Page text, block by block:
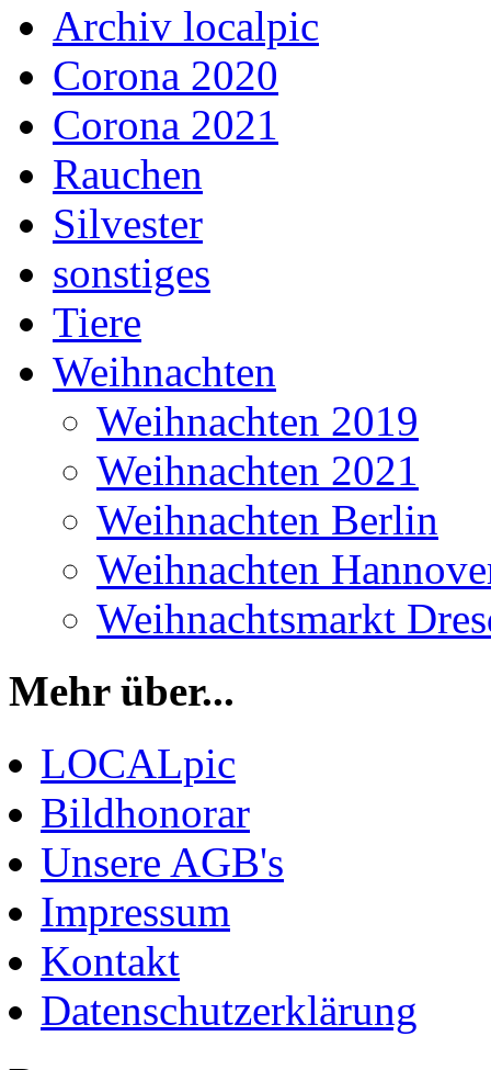
Archiv localpic
Corona 2020
Corona 2021
Rauchen
Silvester
sonstiges
Tiere
Weihnachten
Weihnachten 2019
Weihnachten 2021
Weihnachten Berlin
Weihnachten
Weihnachtsmarkt
Mehr über...
LOCALpic
Bildhonorar
Unsere AGB's
Impressum
Kontakt
Datenschutzerklärung